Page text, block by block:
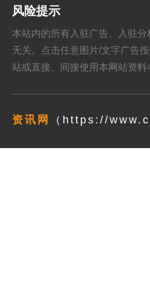
风险提示
本站内的所有入驻广告、入驻
无关。点击任意图片/文字广告
站或直接、间接使用本网站资
资讯网 （https://